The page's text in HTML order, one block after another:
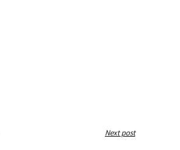
Next post